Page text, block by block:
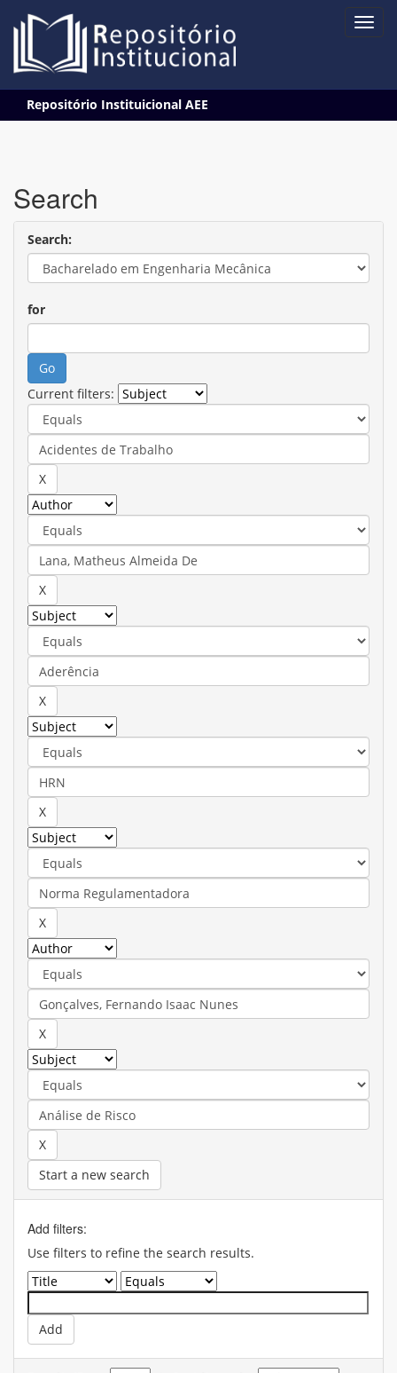
navigation
Repositório Instituicional AEE
Search
Search:
for
Current filters:
Start a new search
Add filters:
Use filters to refine the search results.